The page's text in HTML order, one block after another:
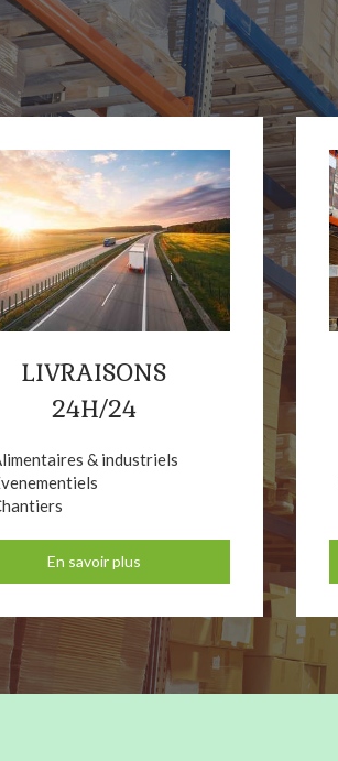
LIVRAISONS
24H/24
& industriels
En savoir plus